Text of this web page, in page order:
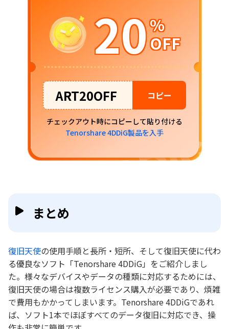
20%
OFF
ART20OFF コピー
チェックアウト時にコピーして貼り付ける
Tenorshare 4DDiG製品を入手
まとめ
復旧天使の使用手順と長所・短所、そして復旧天使に代わ
る優良なソフト「Tenorshare 4DDiG」をご紹介しまし
た。様々なデバイスやデータの種類に対応するためには、
復旧天使の場合は複数ライセンス購入が必要であり、煩雑
で費用もかかってしまいます。Tenorshare 4DDiGであれ
ば、ソフト1本でほぼすべてのデータ復旧に対応でき、操